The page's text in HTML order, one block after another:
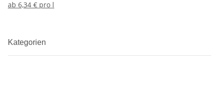
ab 6,34 € pro l
Kategorien